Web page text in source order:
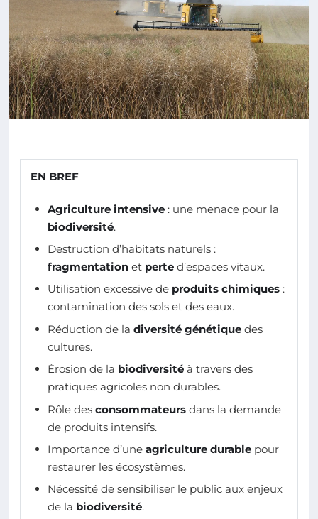
EN BREF
Agriculture intensive : une menace pour la
biodiversité.
Destruction d’habitats naturels :
fragmentation et perte d’espaces vitaux.
Utilisation excessive de produits chimiques :
contamination des sols et des eaux.
Réduction de la diversité génétique des
cultures.
Érosion de la biodiversité à travers des
pratiques agricoles non durables.
Rôle des consommateurs dans la demande
de produits intensifs.
Importance d’une agriculture durable pour
restaurer les écosystèmes.
Nécessité de sensibiliser le public aux enjeux
de la biodiversité.